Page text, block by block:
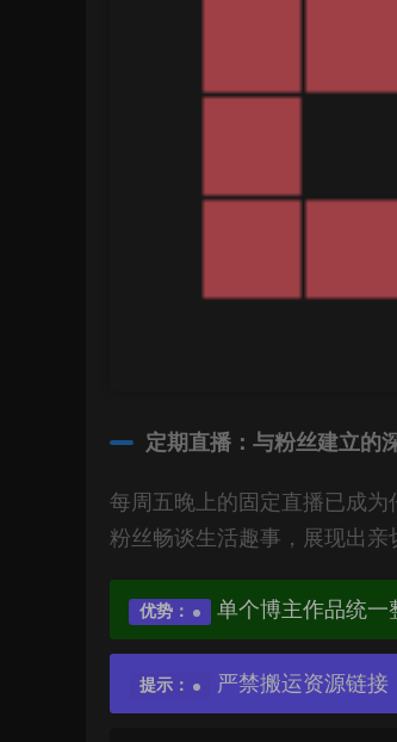
定期直播：与粉丝建立的
每周五晚上的固定直播已成
粉丝畅谈生活趣事，展现出
优势： 单个博主作品统一
提示： 严禁搬运资源链接